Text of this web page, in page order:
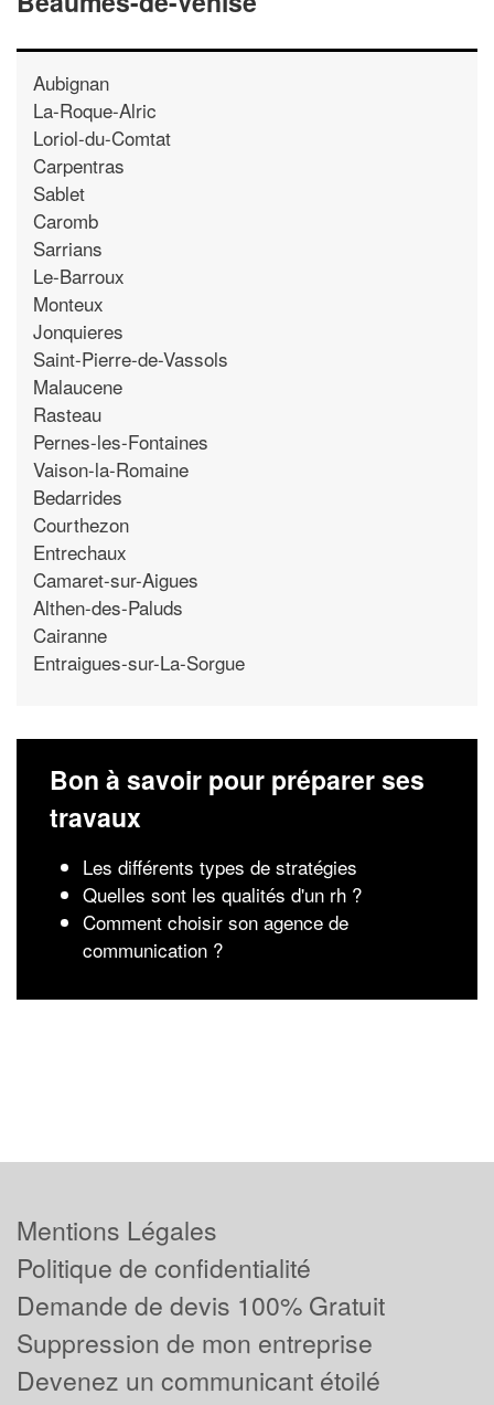
Aubignan
La-Roque-Alric
Loriol-du-Comtat
Carpentras
Sablet
Caromb
Sarrians
Le-Barroux
Monteux
Jonquieres
Saint-Pierre-de-Vassols
Malaucene
Rasteau
Pernes-les-Fontaines
Vaison-la-Romaine
Bedarrides
Courthezon
Entrechaux
Camaret-sur-Aigues
Althen-des-Paluds
Cairanne
Entraigues-sur-La-Sorgue
Bon à savoir pour préparer ses
travaux
Les différents types de stratégies
Quelles sont les qualités d'un rh ?
Comment choisir son agence de
communication ?
Mentions Légales
Politique de confidentialité
Demande de devis 100% Gratuit
Suppression de mon entreprise
Devenez un communicant étoilé